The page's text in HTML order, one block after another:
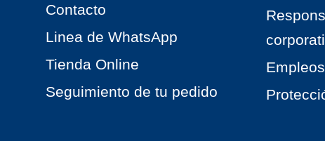
Contacto
Linea de WhatsApp
Tienda Online
Seguimiento de tu pedido
Empleos